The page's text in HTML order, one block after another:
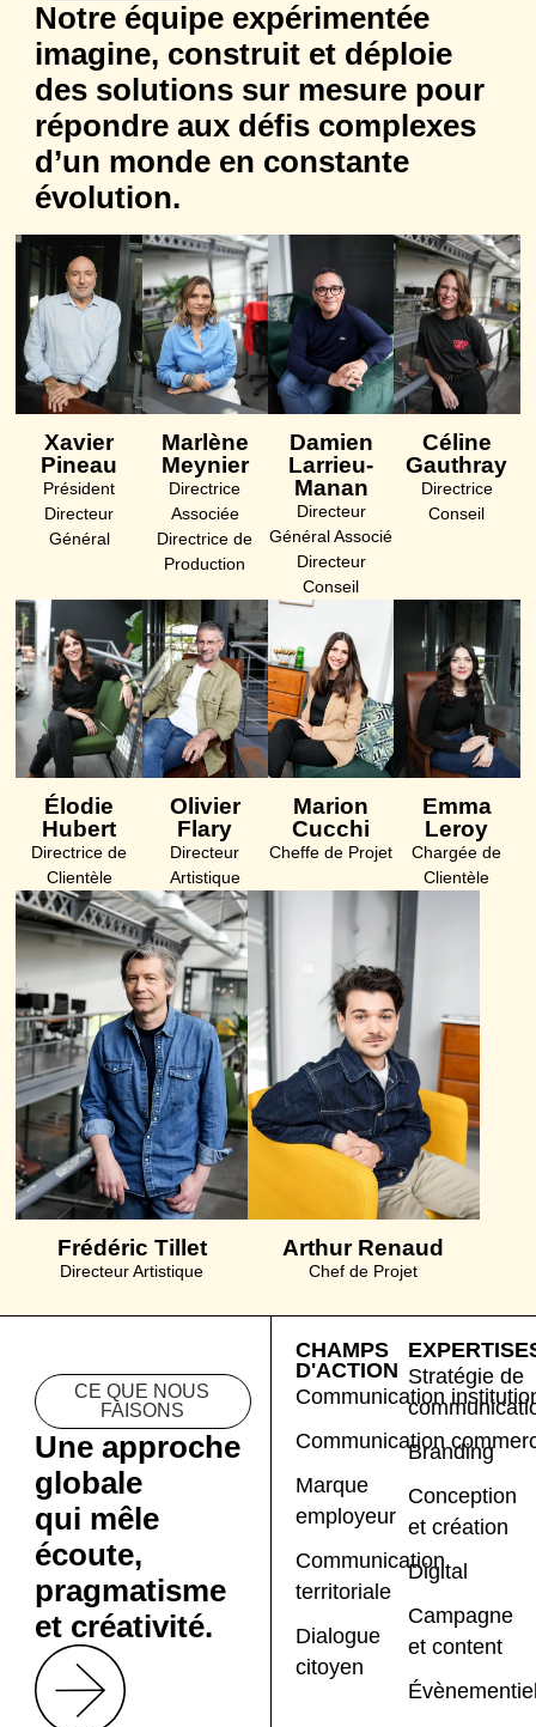
Notre équipe expérimentée
imagine, construit et déploie
des solutions sur mesure pour
répondre aux défis complexes
d’un monde en constante
évolution.
Xavier
Pineau
Président
Directeur
Général
Marlène
Meynier
Directrice
Associée
Directrice de
Production
Damien
Larrieu-
Manan
Directeur
Général Associé
Directeur
Conseil
Céline
Gauthray
Directrice
Conseil
Élodie
Hubert
Directrice de
Clientèle
Olivier
Flary
Directeur
Artistique
Marion
Cucchi
Cheffe de Projet
Emma
Leroy
Chargée de
Clientèle
Frédéric Tillet
Directeur Artistique
Arthur Renaud
Chef de Projet
CE QUE NOUS
FAISONS
Une approche
globale
qui mêle
écoute,
pragmatisme
et créativité.
CHAMPS
D'ACTION
Communication
Communication
Marque
employeur
Communication
territoriale
Dialogue
citoyen
Stratégie de
Branding
Conception
et création
Digital
Campagne
et content